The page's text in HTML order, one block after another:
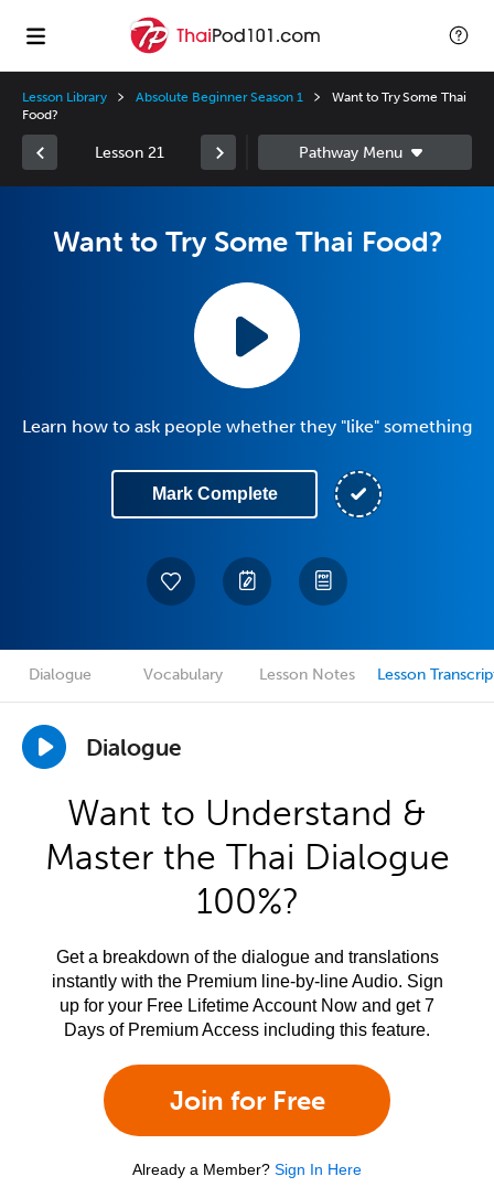
Lesson Library Absolute Beginner Season 1
Want to Try Some Thai
Food?
Lesson 21
Want to Try Some Thai Food?
Learn how to ask people whether they "like" something
Mark Complete
Dialogue Vocabulary Lesson Notes Lesson
Dialogue
Want to Understand &
Master the Thai Dialogue
100%?
Get a breakdown of the dialogue and translations
instantly with the Premium line-by-line Audio. Sign
up for your Free Lifetime Account Now and get 7
Days of Premium Access including this feature.
Join for Free
Already a Member? Sign In Here